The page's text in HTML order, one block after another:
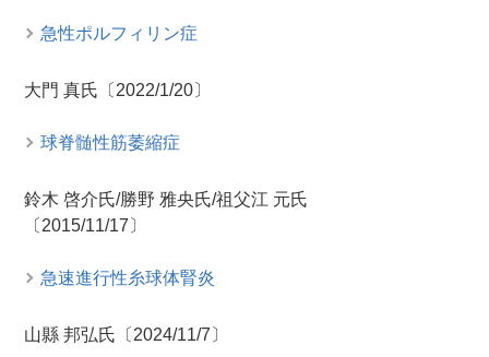
急性ポルフィリン症
大門 真氏〔2022/1/20〕
球脊髄性筋萎縮症
鈴木 啓介氏/勝野 雅央氏/祖父江 元氏
〔2015/11/17〕
急速進行性糸球体腎炎
山縣 邦弘氏〔2024/11/7〕